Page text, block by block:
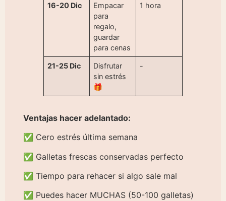
16-20 Dic
Empacar
para
regalo,
guardar
para cenas
1 hora
21-25 Dic
Disfrutar
sin estrés
🎁
-
Ventajas hacer adelantado:
✅ Cero estrés última semana
✅ Galletas frescas conservadas perfecto
✅ Tiempo para rehacer si algo sale mal
✅ Puedes hacer MUCHAS (50-100 galletas)